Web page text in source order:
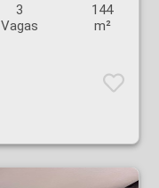
3
Vagas
144
m²